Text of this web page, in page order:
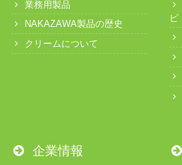
業務用製品
NAKAZAWA製品の歴史
クリームについて
ピ
企業情報